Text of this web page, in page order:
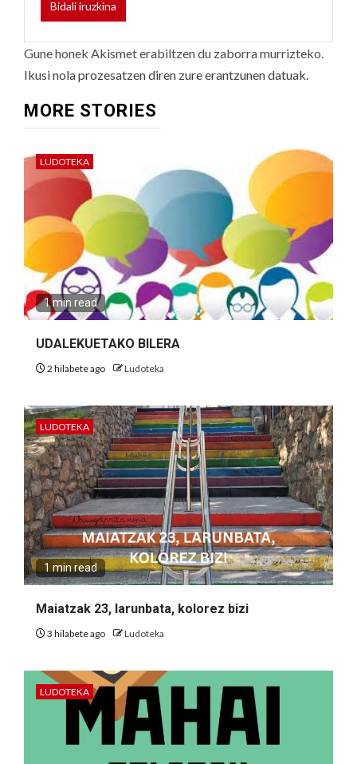
Gune honek Akismet erabiltzen du zaborra murrizteko.
Ikusi nola prozesatzen diren zure erantzunen datuak.
MORE STORIES
LUDOTEKA
1 min read
UDALEKUETAKO BILERA
2 hilabete ago Ludoteka
LUDOTEKA
1 min read
Maiatzak 23, larunbata, kolorez bizi
3 hilabete ago Ludoteka
LUDOTEKA